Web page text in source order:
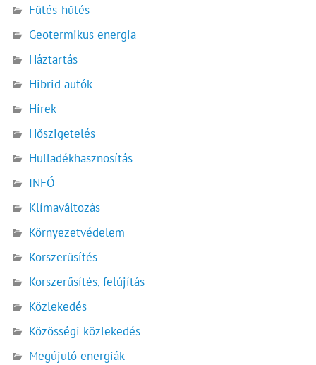
Fűtés-hűtés
Geotermikus energia
Háztartás
Hibrid autók
Hírek
Hőszigetelés
Hulladékhasznosítás
INFÓ
Klímaváltozás
Környezetvédelem
Korszerűsítés
Korszerűsítés, felújítás
Közlekedés
Közösségi közlekedés
Megújuló energiák